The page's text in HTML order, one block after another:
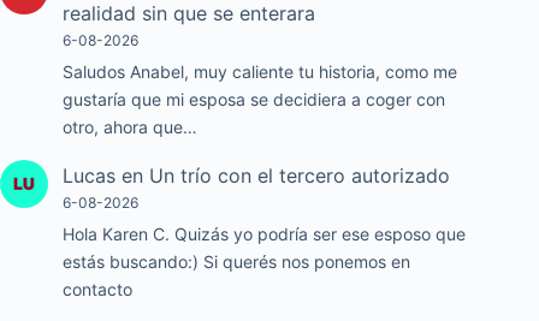
realidad sin que se enterara
6-08-2026
Saludos Anabel, muy caliente tu historia, como me
gustaría que mi esposa se decidiera a coger con
otro, ahora que…
Lucas en Un trío con el tercero autorizado
6-08-2026
Hola Karen C. Quizás yo podría ser ese esposo que
estás buscando:) Si querés nos ponemos en
contacto